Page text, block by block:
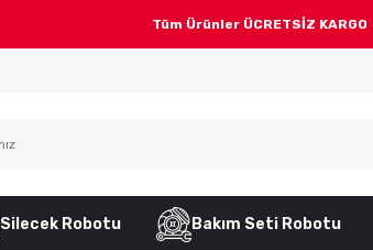
Tüm Ürünler ÜCRETSİZ KARGO
Silecek Robotu Bakım Seti Robotu